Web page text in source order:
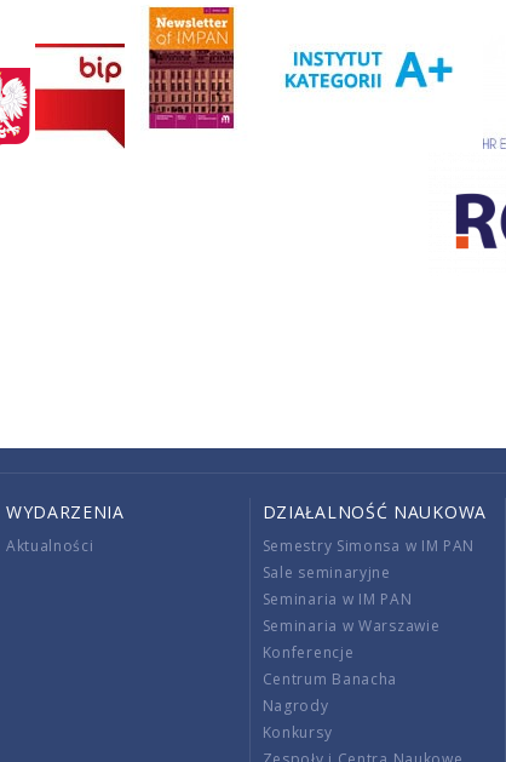
WYDARZENIA
Aktualności
DZIAŁALNOŚĆ NAUKOWA
Semestry Simonsa w IM PAN
Sale seminaryjne
Seminaria w IM PAN
Seminaria w Warszawie
Konferencje
Centrum Banacha
Nagrody
Konkursy